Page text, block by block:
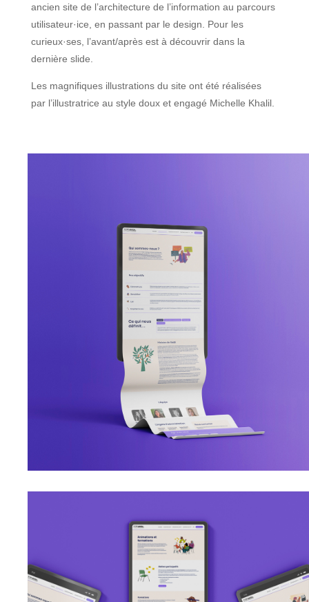
ancien site de l’architecture de l’information au parcours
utilisateur·ice, en passant par le design. Pour les
curieux·ses, l’avant/après est à découvrir dans la
dernière slide.
Les magnifiques illustrations du site ont été réalisées
par l’illustratrice au style doux et engagé Michelle Khalil.